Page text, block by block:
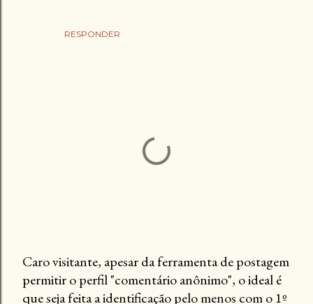
RESPONDER
P
o
Caro visitante, apesar da ferramenta de postagem
permitir o perfil "comentário anônimo", o ideal é
que seja feita a identificação pelo menos com o 1º